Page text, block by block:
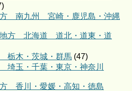
南九州 宮崎・鹿児島・沖縄
方 北海道 道北・道東・道
木・茨城・群馬 (47)
玉・千葉・東京・神奈川
香川・愛媛・高知・徳島